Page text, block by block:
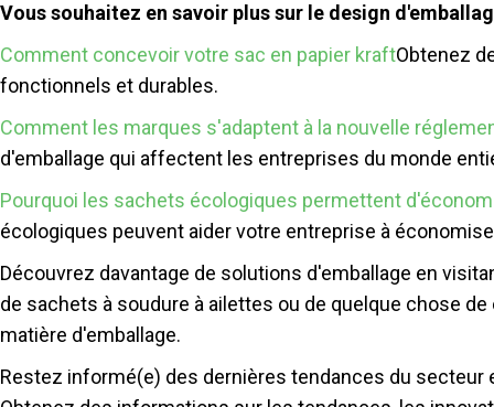
Vous souhaitez en savoir plus sur le design
Comment concevoir votre sac en papier kraftObtenez
fonctionnels et durables.
Comment les marques s'adaptent à la nouvelle
d'emballage qui affectent les entreprises du monde
Pourquoi les sachets écologiques permettent
écologiques peuvent aider votre entreprise à
Découvrez davantage de solutions d'emballage en
de sachets à soudure à ailettes ou de quelque chose
matière d'emballage.
Restez informé(e) des dernières tendances du